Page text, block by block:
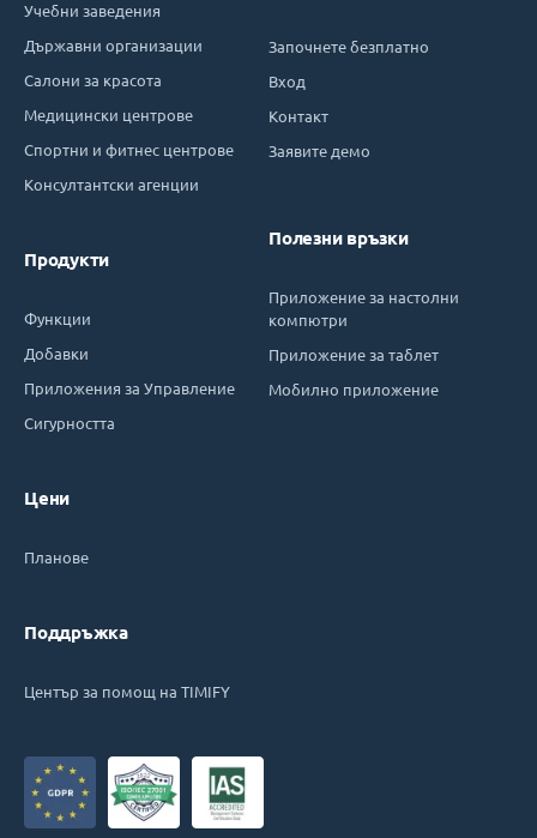
Учебни заведения
Държавни организации
Салони за красота
Медицински центрове
Спортни и фитнес центрове
Консултантски агенции
Продукти
Функции
Добавки
Приложения за Управление
Сигурността
Цени
Планове
Поддръжка
Център за помощ на TIMIFY
Започнете безплатно
Вход
Контакт
Заявите демо
Полезни връзки
Приложение за настолни
компютри
Приложение за таблет
Мобилно приложение